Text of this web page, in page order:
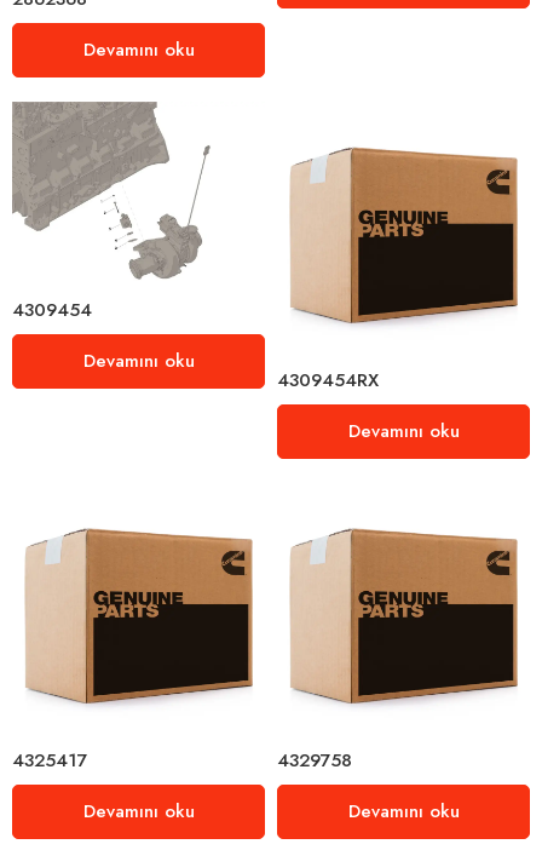
Devamını oku
4309454
Devamını oku
4309454RX
Devamını oku
4325417
Devamını oku
4329758
Devamını oku